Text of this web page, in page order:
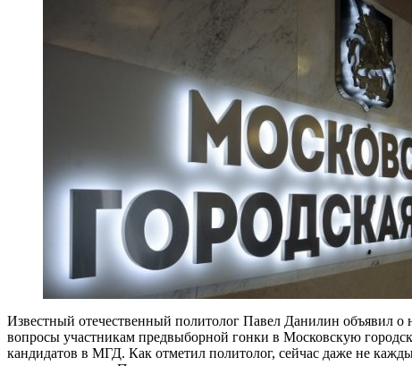
Известный отечественный политолог Павел Данилин объявил о
вопросы участникам предвыборной гонки в Московскую
кандидатов в МГД. Как отметил политолог, сейчас даже не